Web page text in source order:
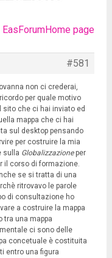
Home page
Forum
#581
non ci crederai,
per quale motivo
sito che ci hai inviato ed
mappa che ci hai
sul desktop pensando
per costruire la mia
sulla Globalizzazioneper
il corso di formazione.
se si tratta di una
ritrovavo le parole
di consultazione ho
a costruire la mappa
tra una mappa
ci sono delle
concetuale è costituita
entro una figura